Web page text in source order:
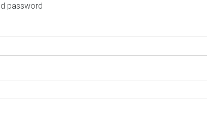
password